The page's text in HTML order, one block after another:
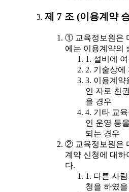
제 7 조 (이용계약
① 교육정보원은
에는 이용계약의
1. 설비에
2. 기술상에
3. 이용계약
인 자로 친
을 경우
4. 기타 교
인 운영 등
되는 경우
② 교육정보원은
계약 신청에 대하
다.
1. 다른 사
청을 하였을